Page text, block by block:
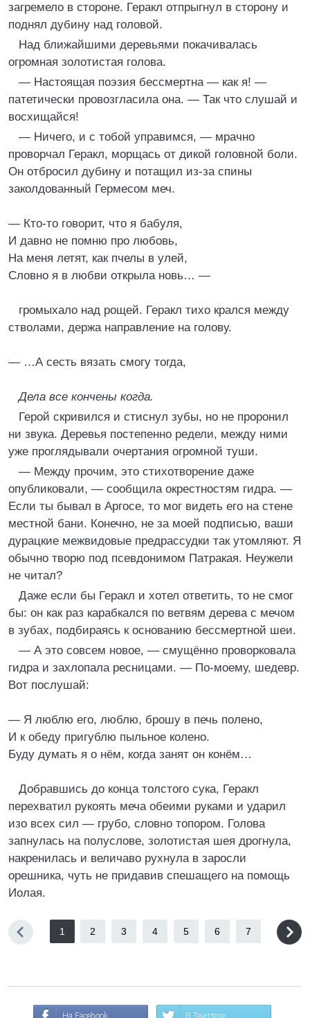
загремело в стороне. Геракл отпрыгнул в сторону и
поднял дубину над головой.
Над ближайшими деревьями покачивалась
огромная золотистая голова.
— Настоящая поэзия бессмертна — как я! —
патетически провозгласила она. — Так что слушай и
восхищайся!
— Ничего, и с тобой управимся, — мрачно
проворчал Геракл, морщась от дикой головной боли.
Он отбросил дубину и потащил из-за спины
заколдованный Гермесом меч.
— Кто-то говорит, что я бабуля,
И давно не помню про любовь,
На меня летят, как пчелы в улей,
Словно я в любви открыла новь… —
громыхало над рощей. Геракл тихо крался между
стволами, держа направление на голову.
— …А сесть вязать смогу тогда,
Дела все кончены когда.
Герой скривился и стиснул зубы, но не проронил
ни звука. Деревья постепенно редели, между ними
уже проглядывали очертания огромной туши.
— Между прочим, это стихотворение даже
опубликовали, — сообщила окрестностям гидра. —
Если ты бывал в Аргосе, то мог видеть его на стене
местной бани. Конечно, не за моей подписью, ваши
дурацкие межвидовые предрассудки так утомляют. Я
обычно творю под псевдонимом Патракая. Неужели
не читал?
Даже если бы Геракл и хотел ответить, то не смог
бы: он как раз карабкался по ветвям дерева с мечом
в зубах, подбираясь к основанию бессмертной шеи.
— А это совсем новое, — смущённо проворковала
гидра и захлопала ресницами. — По-моему, шедевр.
Вот послушай:
— Я люблю его, люблю, брошу в печь полено,
И к обеду пригублю пыльное колено.
Буду думать я о нём, когда занят он конём…
Добравшись до конца толстого сука, Геракл
перехватил рукоять меча обеими руками и ударил
изо всех сил — грубо, словно топором. Голова
запнулась на полуслове, золотистая шея дрогнула,
накренилась и величаво рухнула в заросли
орешника, чуть не придавив спешащего на помощь
Иолая.
1 2 3 4 5 6 7
На Facebook В Твиттере